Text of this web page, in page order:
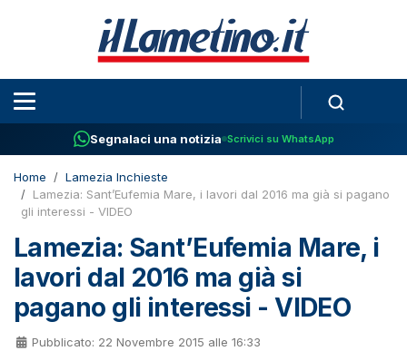
Segnalaci una notizia Scrivici su WhatsApp
Home
Lamezia Inchieste
Lamezia: Sant’Eufemia Mare, i lavori dal 2016 ma già si pagano
gli interessi - VIDEO
Lamezia: Sant’Eufemia Mare, i
lavori dal 2016 ma già si
pagano gli interessi - VIDEO
Pubblicato: 22 Novembre 2015 alle 16:33